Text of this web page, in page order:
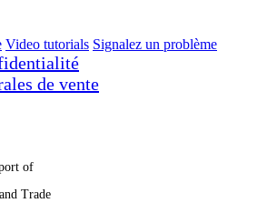
Video tutorials Signalez un problème
de vente
of